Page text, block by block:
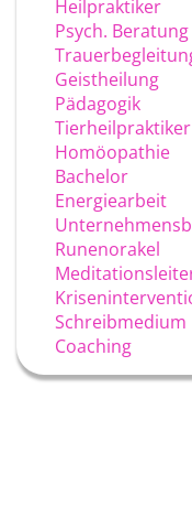
Heilpraktiker
Psych. Beratung
Geistheilung
Pädagogik
Homöopathie
Bachelor
Energiearbeit
Runenorakel
Schreibmedium
Coaching